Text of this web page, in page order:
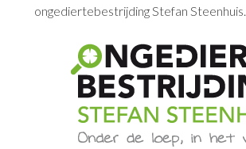
ongediertebestrijding Stefan Steenhuis.